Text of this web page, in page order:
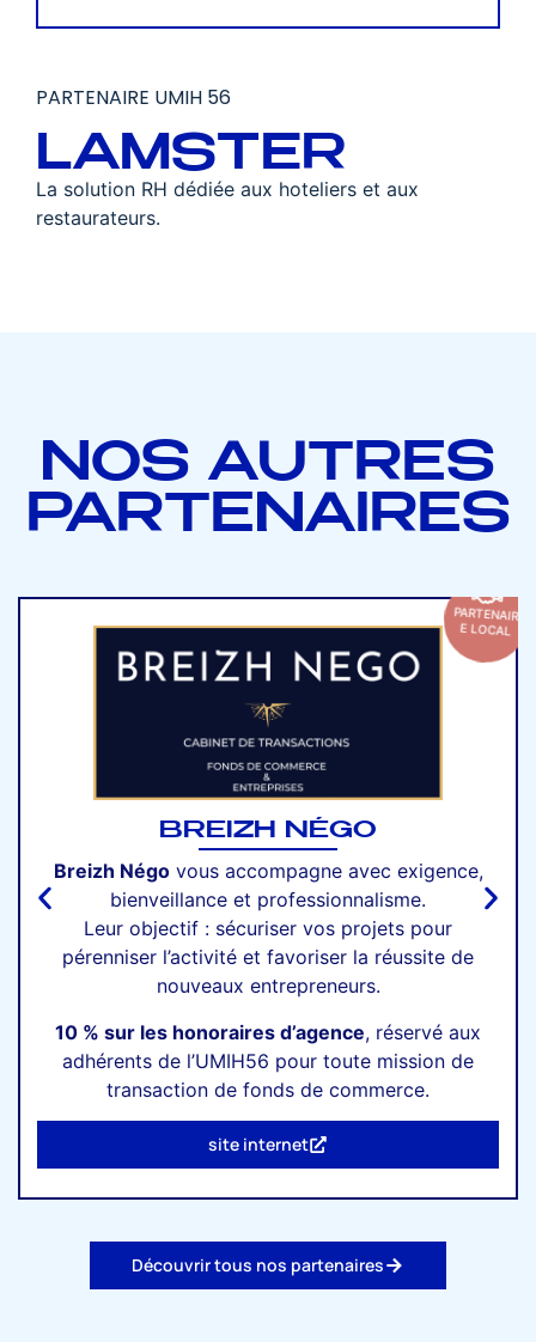
PARTENAIRE UMIH 56
LAMSTER
La solution RH dédiée aux hoteliers et aux
restaurateurs.
NOS AUTRES
PARTENAIRES
PARTENAIR
E LOCAL
BREIZH NÉGO
Breizh Négovous accompagne avec exigence,
bienveillance et professionnalisme.
Leur objectif : sécuriser vos projets pour
pérenniser l’activité et favoriser la réussite de
nouveaux entrepreneurs.
10 % sur les honoraires d’agence, réservé aux
adhérents de l’UMIH56 pour toute mission de
transaction de fonds de commerce.
site internet
Découvrir tous nos partenaires